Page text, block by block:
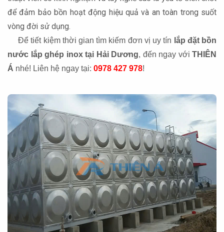
để đảm bảo bồn hoạt động hiệu quả và an toàn trong suốt
vòng đời sử dụng.
Để tiết kiệm thời gian tìm kiếm đơn vị uy tín lắp đặt bồn
nước lắp ghép inox tại Hải Dương, đến ngay với THIÊN
Á nhé! Liên hệ ngay tại: 0978 427 978!